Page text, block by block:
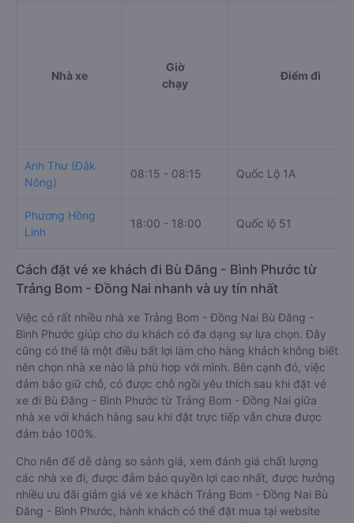
Nhà xe
Giờ
chạy
Điểm đi
Anh Thư (Đắk
Nông)
08:15 - 08:15 Quốc Lộ 1A
Phương Hồng
Linh
18:00 - 18:00 Quốc lộ 51
Cách đặt vé xe khách đi Bù Đăng - Bình Phước từ
Trảng Bom - Đồng Nai nhanh và uy tín nhất
Việc có rất nhiều nhà xe Trảng Bom - Đồng Nai Bù Đăng -
Bình Phước giúp cho du khách có đa dạng sự lựa chọn. Đây
cũng có thể là một điều bất lợi làm cho hàng khách không biết
nên chọn nhà xe nào là phù hợp với mình. Bên cạnh đó, việc
đảm bảo giữ chỗ, có được chỗ ngồi yêu thích sau khi đặt vé
xe đi Bù Đăng - Bình Phước từ Trảng Bom - Đồng Nai giữa
nhà xe với khách hàng sau khi đặt trực tiếp vẫn chưa được
đảm bảo 100%.
Cho nên để dễ dàng so sánh giá, xem đánh giá chất lượng
các nhà xe đi, được đảm bảo quyền lợi cao nhất, được hưởng
nhiều ưu đãi giảm giá vé xe khách Trảng Bom - Đồng Nai Bù
Đăng - Bình Phước, hành khách có thể đặt mua tại website